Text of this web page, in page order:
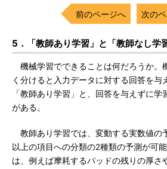
前のページへ 次の
5．「教師あり学習」と「教師なし学
機械学習でできることは何だろうか。
く分けると入力データに対する回答を与
「教師あり学習」と、回答を与えずに学
がある。
教師あり学習では、変動する実数値の
以上の項目への分類の2種類の予測が可
は、例えば摩耗するパッドの残りの厚さ